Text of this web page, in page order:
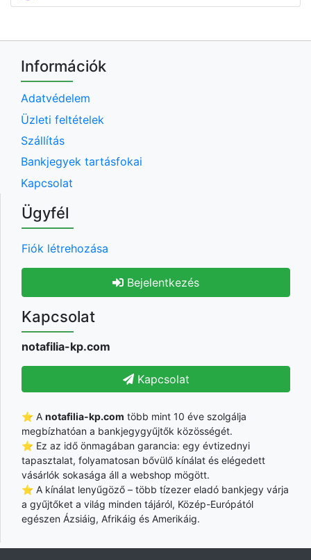
Információk
Adatvédelem
Üzleti feltételek
Szállítás
Bankjegyek tartásfokai
Kapcsolat
Ügyfél
Fiók létrehozása
Bejelentkezés
Kapcsolat
notafilia-kp.com
Kapcsolat
⭐ A notafilia-kp.com több mint 10 éve szolgálja
megbízhatóan a bankjegygyűjtők közösségét.
⭐ Ez az idő önmagában garancia: egy évtizednyi
tapasztalat, folyamatosan bővülő kínálat és elégedett
vásárlók sokasága áll a webshop mögött.
⭐ A kínálat lenyűgöző – több tízezer eladó bankjegy várja
a gyűjtőket a világ minden tájáról, Közép-Európától
egészen Ázsiáig, Afrikáig és Amerikáig.